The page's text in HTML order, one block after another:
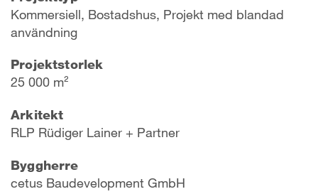
Kommersiell, Bostadshus, Projekt med blandad
användning
Projektstorlek
25 000 m²
Arkitekt
RLP Rüdiger Lainer + Partner
Byggherre
cetus Baudevelopment GmbH